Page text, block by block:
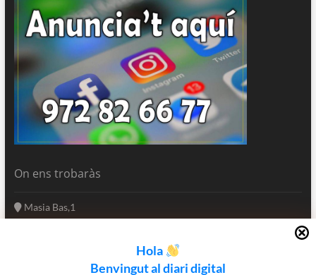
Hola
Benvingut al diari digital
On ens trobaràs
Masia Bas,1
17250 Platja d'Aro